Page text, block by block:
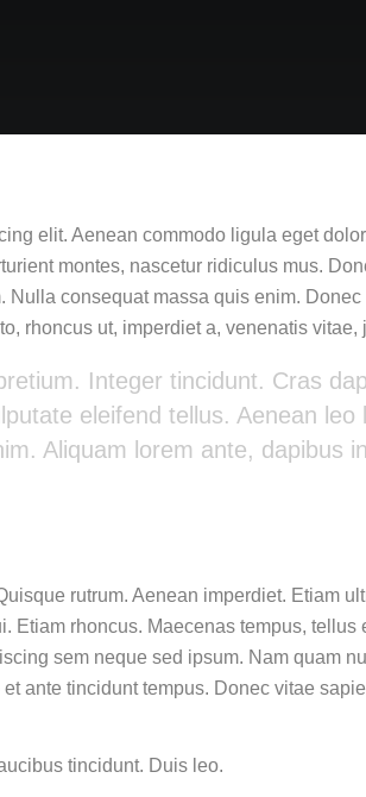
elit. Aenean commodo ligula eget
montes, nascetur ridiculus mus.
consequat massa quis enim.
rhoncus ut, imperdiet a, venenatis vitae,
Integer tincidunt. Cras
eleifend tellus. Aenean leo
Aliquam lorem ante, dapibus
rutrum. Aenean imperdiet. Etiam
Etiam rhoncus. Maecenas tempus, tellus
sem neque sed ipsum. Nam quam
ante tincidunt tempus. Donec vitae
tincidunt. Duis leo.